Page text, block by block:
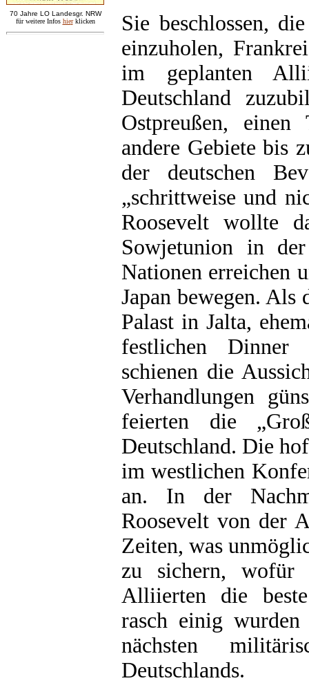
70 Jahre LO Landesgr. NRW
für weitere Infos hier klicken
Sie beschlossen,
einzuholen,
im geplanten
Deutschland
Ostpreußen,
andere Gebiete bis
der deutschen
„schrittweise und
Roosevelt wollte
Sowjetunion in
Nationen erreichen
Japan bewegen.
Palast in Jalta,
festlichen Dinner
schienen die
Verhandlungen
feierten die
Deutschland. Die
im westlichen
an. In der
Roosevelt von der
Zeiten, was
zu sichern, wofür
Alliierten die beste
rasch einig
nächsten
Deutschlands.